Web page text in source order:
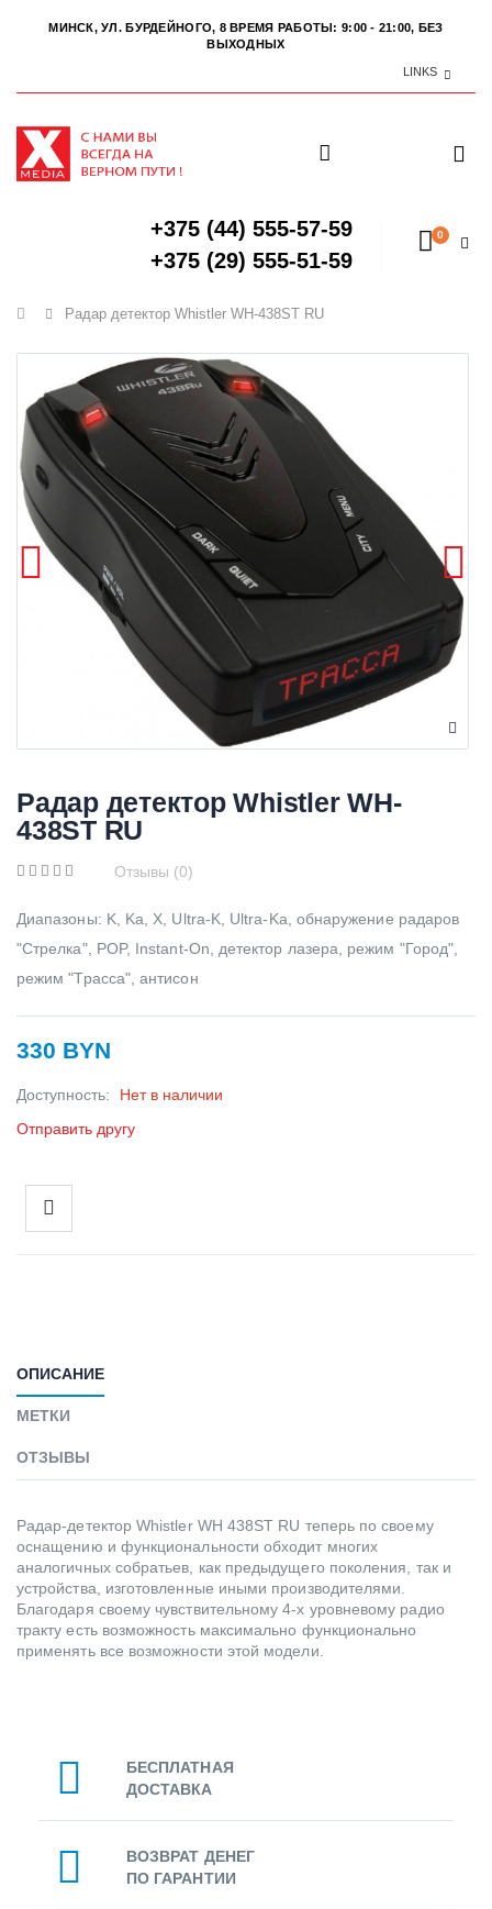
МИНСК, УЛ. БУРДЕЙНОГО, 8 ВРЕМЯ РАБОТЫ: 9:00 - 21:00, БЕЗ
ВЫХОДНЫХ
LINKS
+375 (44) 555-57-59
+375 (29) 555-51-59
0
Главная
Радар детектор Whistler WH-438ST RU
Радар детектор Whistler WH-
438ST RU
Отзывы (0)
Диапазоны: K, Ka, X, Ultra-K, Ultra-Ka, обнаружение радаров
"Стрелка", POP, Instant-On, детектор лазера, режим "Город",
режим "Трасса", антисон
330 BYN
Доступность:
Нет в наличии
Отправить другу
ОПИСАНИЕ
МЕТКИ
ОТЗЫВЫ
Радар-детектор Whistler WH 438ST RU теперь по своему
оснащению и функциональности обходит многих
аналогичных собратьев, как предыдущего поколения, так и
устройства, изготовленные иными производителями.
Благодаря своему чувствительному 4-х уровневому радио
тракту есть возможность максимально функционально
применять все возможности этой модели.
БЕСПЛАТНАЯ
ДОСТАВКА
ВОЗВРАТ ДЕНЕГ
ПО ГАРАНТИИ